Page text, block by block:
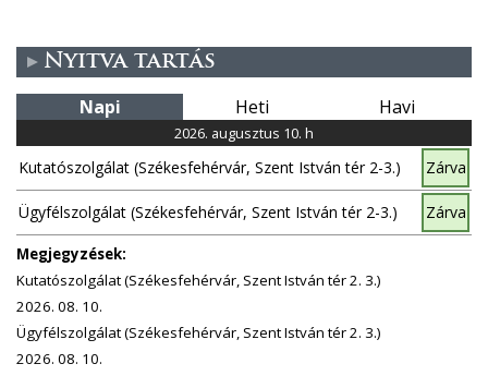
Nyitva tartás
Napi Heti Havi
2026. augusztus 10. h
Kutatószolgálat (Székesfehérvár, Szent István tér 2-3.) Zárva
Ügyfélszolgálat (Székesfehérvár, Szent István tér 2-3.) Zárva
Megjegyzések:
Kutatószolgálat (Székesfehérvár, Szent István tér 2. 3.)
2026. 08. 10.
Ügyfélszolgálat (Székesfehérvár, Szent István tér 2. 3.)
2026. 08. 10.